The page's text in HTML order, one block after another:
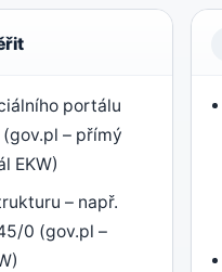
portálu
– přímý
EKW)
– např.
0 (gov.pl –